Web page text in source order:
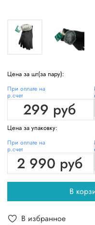
Цена за шт(за пару):
При оплате на
р.счет
299 руб
Цена за упаковку:
При оплате на
р.счет
2 990 руб
В
В избранное